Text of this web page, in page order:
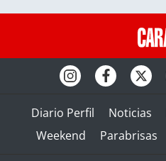
Diario Perfil Noticias
Weekend
Parabrisas